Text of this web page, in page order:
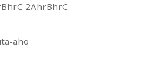
2AhrBhrC
aho